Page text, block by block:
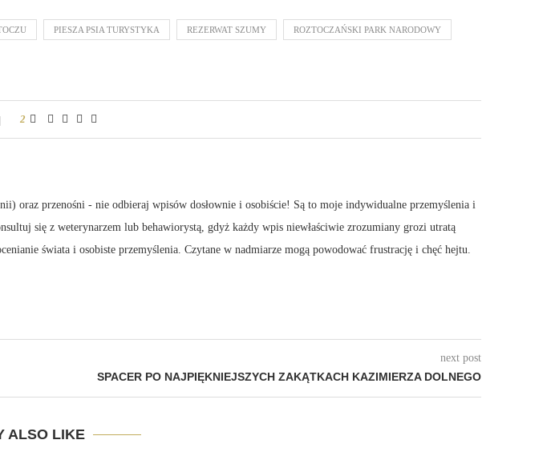
PIESZA PSIA TURYSTYKA REZERWAT SZUMY ROZTOCZAŃSKI PARK NARODOWY
2
oraz przenośni - nie odbieraj wpisów dosłownie i osobiście! Są to moje indywidualne przemyślenia i
się z weterynarzem lub behawiorystą, gdyż każdy wpis niewłaściwie zrozumiany grozi utratą
świata i osobiste przemyślenia. Czytane w nadmiarze mogą powodować frustrację i chęć hejtu.
next post
SPACER PO NAJPIĘKNIEJSZYCH ZAKĄTKACH KAZIMIERZA DOLNEGO
ALSO LIKE